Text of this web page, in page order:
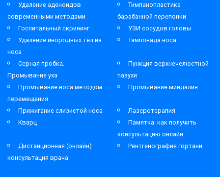
Удаление аденоидов
современными методами
Тимпанопластика
барабанной перепонки
Госпитальный скрининг
УЗИ сосудов головы
Удаление инородных тел из
носа
Тампонада носа
Серная пробка.
Промывание уха
Пункция верхнечелюстной
пазухи
Промывание носа методом
перемещения
Промывание миндалин
Прижигание слизистой носа
Лазеротерапия
Кварц
Памятка: как получить
консультацию онлайн
Дистанционная (онлайн)
консультация врача
Рентгенография гортани